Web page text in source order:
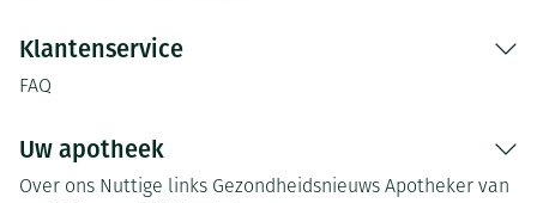
Klantenservice
FAQ
Uw apotheek
Over ons Nuttige links Gezondheidsnieuws Apotheker van